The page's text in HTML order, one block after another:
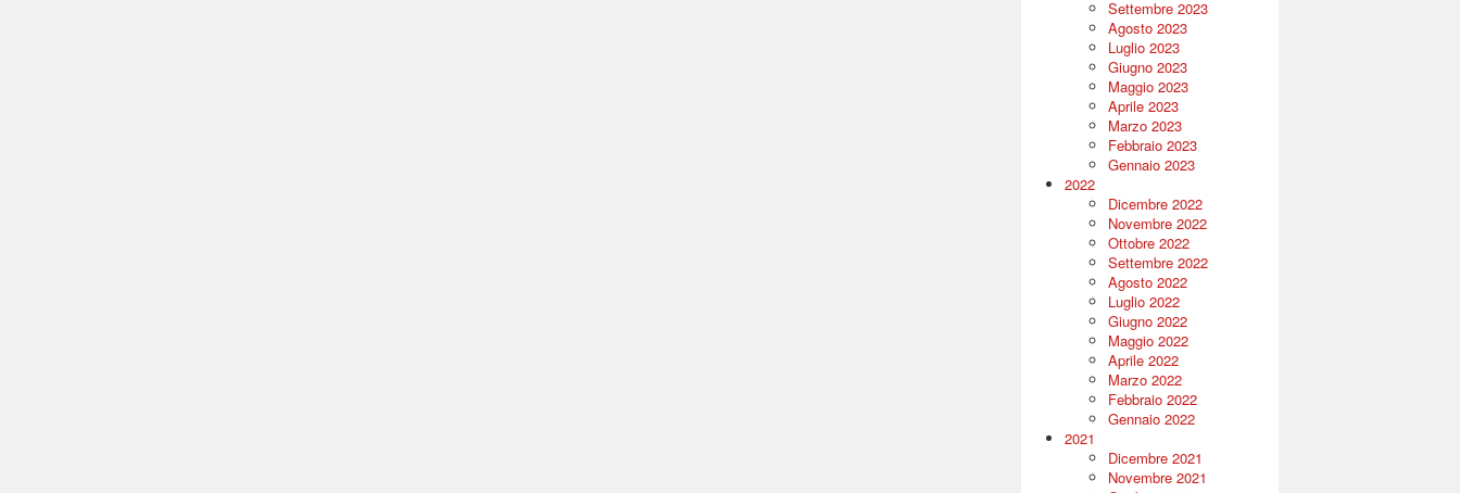
Settembre 2023
Agosto 2023
Luglio 2023
Giugno 2023
Maggio 2023
Aprile 2023
Marzo 2023
Febbraio 2023
Gennaio 2023
2022
Dicembre 2022
Novembre 2022
Ottobre 2022
Settembre 2022
Agosto 2022
Luglio 2022
Giugno 2022
Maggio 2022
Aprile 2022
Marzo 2022
Febbraio 2022
Gennaio 2022
2021
Dicembre 2021
Novembre 2021